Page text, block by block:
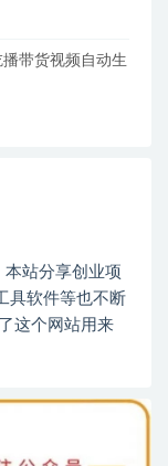
带货视频自动生
站分享创业项
具软件等也不断
这个网站用来